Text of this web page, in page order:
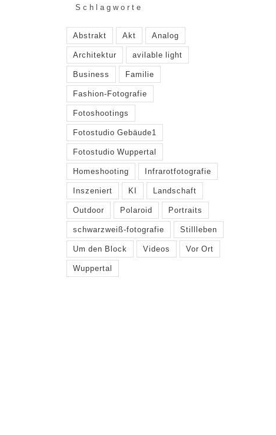
Schlagworte
Abstrakt Akt
Analog
Architektur
avilable light
Business
Familie
Fashion-Fotografie
Fotoshootings
Fotostudio Gebäude1
Fotostudio Wuppertal
Homeshooting
Infrarotfotografie
Inszeniert
KI
Landschaft
Outdoor
Polaroid
Portraits
schwarzweiß-fotografie
Stillleben
Um den Block
Videos
Vor Ort
Wuppertal